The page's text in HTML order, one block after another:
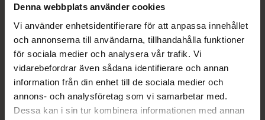
Denna webbplats använder cookies
Vi använder enhetsidentifierare för att anpassa innehållet
och annonserna till användarna, tillhandahålla funktioner
för sociala medier och analysera vår trafik. Vi
vidarebefordrar även sådana identifierare och annan
information från din enhet till de sociala medier och
annons- och analysföretag som vi samarbetar med.
Dessa kan i sin tur kombinera informationen med annan
EAN:00074764610102
Kategorier:
Lösögonfransar MakeupMakeup för ögon
Omdömen Visa